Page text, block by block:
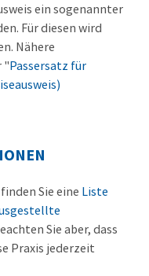
ein sogenannter
Für diesen wird
Nähere
"Passersatz für
finden Sie eine Liste
Sie aber, dass
Praxis jederzeit